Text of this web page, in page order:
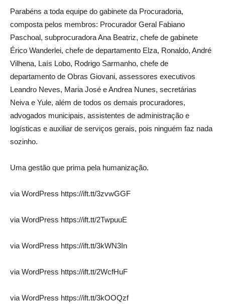
Parabéns a toda equipe do gabinete da Procuradoria,
composta pelos membros: Procurador Geral Fabiano
Paschoal, subprocuradora Ana Beatriz, chefe de gabinete
Érico Wanderlei, chefe de departamento Elza, Ronaldo, André
Vilhena, Laís Lobo, Rodrigo Sarmanho, chefe de
departamento de Obras Giovani, assessores executivos
Leandro Neves, Maria José e Andrea Nunes, secretárias
Neiva e Yule, além de todos os demais procuradores,
advogados municipais, assistentes de administração e
logísticas e auxiliar de serviços gerais, pois ninguém faz nada
sozinho.
Uma gestão que prima pela humanização.
via WordPress https://ift.tt/3zvwGGF
via WordPress https://ift.tt/2TwpuuE
via WordPress https://ift.tt/3kWN3In
via WordPress https://ift.tt/2WcfHuF
via WordPress https://ift.tt/3kOOQzf